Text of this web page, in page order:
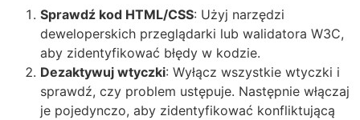
Sprawdź kod HTML/CSS: Użyj narzędzi
deweloperskich przeglądarki lub walidatora W3C,
aby zidentyfikować błędy w kodzie.
Dezaktywuj wtyczki: Wyłącz wszystkie wtyczki i
sprawdź, czy problem ustępuje. Następnie włączaj
je pojedynczo, aby zidentyfikować konfliktującą